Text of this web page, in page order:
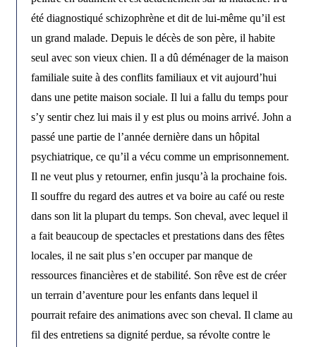
été diagnostiqué schizophrène et dit de lui-même qu’il est
un grand malade. Depuis le décès de son père, il habite
seul avec son vieux chien. Il a dû déménager de la maison
familiale suite à des conflits familiaux et vit aujourd’hui
dans une petite maison sociale. Il lui a fallu du temps pour
s’y sentir chez lui mais il y est plus ou moins arrivé. John a
passé une partie de l’année dernière dans un hôpital
psychiatrique, ce qu’il a vécu comme un emprisonnement.
Il ne veut plus y retourner, enfin jusqu’à la prochaine fois.
Il souffre du regard des autres et va boire au café ou reste
dans son lit la plupart du temps. Son cheval, avec lequel il
a fait beaucoup de spectacles et prestations dans des fêtes
locales, il ne sait plus s’en occuper par manque de
ressources financières et de stabilité. Son rêve est de créer
un terrain d’aventure pour les enfants dans lequel il
pourrait refaire des animations avec son cheval. Il clame au
fil des entretiens sa dignité perdue, sa révolte contre le